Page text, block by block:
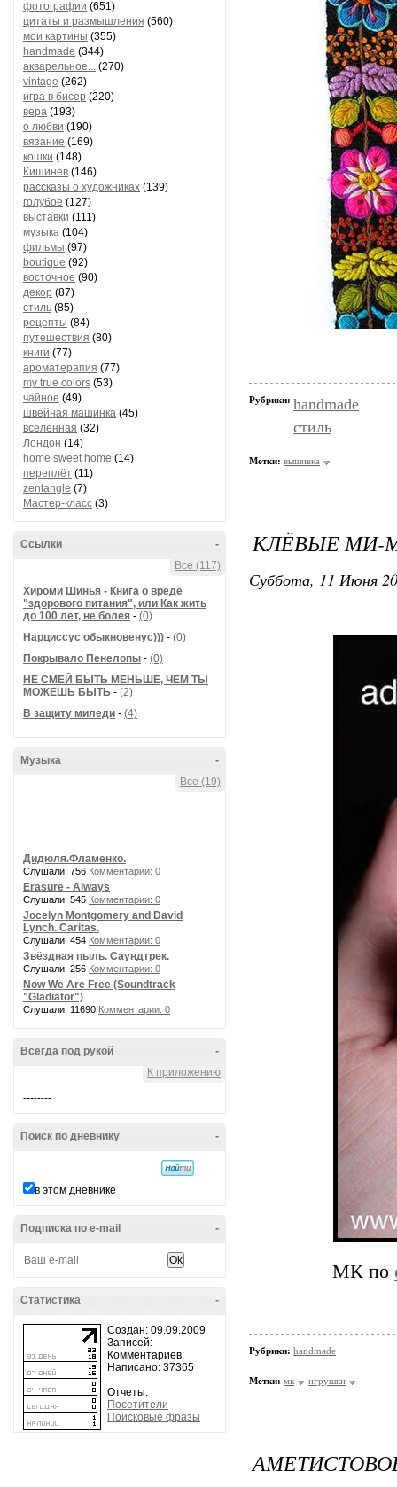
фотографии (651)
цитаты и размышления (560)
мои картины (355)
handmade (344)
акварельное... (270)
vintage (262)
игра в бисер (220)
вера (193)
о любви (190)
вязание (169)
кошки (148)
Кишинев (146)
рассказы о художниках (139)
голубое (127)
выставки (111)
музыка (104)
фильмы (97)
boutique (92)
восточное (90)
декор (87)
стиль (85)
рецепты (84)
путешествия (80)
книги (77)
ароматерапия (77)
my true colors (53)
чайное (49)
швейная машинка (45)
вселенная (32)
Лондон (14)
home sweet home (14)
переплёт (11)
zentangle (7)
Мастер-класс (3)
-
Ссылки
Все (117)
Хироми Шинья - Книга о вреде
"здорового питания", или Как жить
до 100 лет, не болея - (0)
Нарциссус обыкновенус))) - (0)
Покрывало Пенелопы - (0)
НЕ СМЕЙ БЫТЬ МЕНЬШЕ, ЧЕМ ТЫ
МОЖЕШЬ БЫТЬ - (2)
В защиту миледи - (4)
-
Музыка
Все (19)
Дидюля.Фламенко.
Слушали: 756 Комментарии: 0
Erasure - Always
Слушали: 545 Комментарии: 0
Jocelyn Montgomery and David
Lynch. Caritas.
Слушали: 454 Комментарии: 0
Звёздная пыль. Саундтрек.
Слушали: 256 Комментарии: 0
Now We Are Free (Soundtrack
"Gladiator")
Слушали: 11690 Комментарии: 0
-
Всегда под рукой
К приложению
--------
-
Поиск по дневнику
в этом дневнике
-
Подписка по e-mail
-
Статистика
Создан: 09.09.2009
Записей:
Комментариев:
Написано: 37365
Отчеты:
Посетители
Поисковые фразы
Рубрики: handmade
стиль
Метки: вышивка
КЛЁВЫЕ
Суббота, 11 Июня
МК по
Рубрики: handmade
Метки: мк игрушки